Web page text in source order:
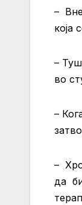
–
која
–
во
–
–
да